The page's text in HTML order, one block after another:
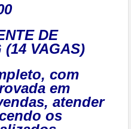
DE
(14 VAGAS)
com
em
atender
os